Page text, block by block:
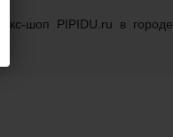
шоп PIPIDU.ru в